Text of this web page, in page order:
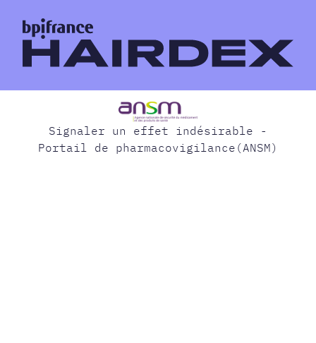
Signaler un effet indésirable -
Portail de pharmacovigilance(ANSM)